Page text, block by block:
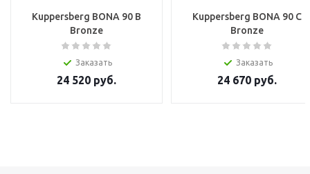
Kuppersberg BONA 90 B
Bronze
Заказать
24 520 руб.
Kuppersberg BONA 90 C
Bronze
Заказать
24 670 руб.